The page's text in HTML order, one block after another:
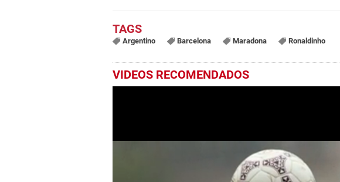
Argentino Barcelona Maradona Ronaldinho
VIDEOS RECOMENDADOS